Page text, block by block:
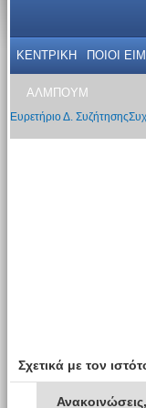
ΚΕΝΤΡΙΚΗ ΠΟΙΟΙ
ΑΛΜΠΟΥΜ
Ευρετήριο Δ. Συζήτησης
Σχετικά με τον